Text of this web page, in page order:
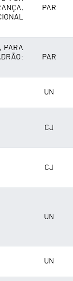
PAR
PARA
PAR
UN
CJ
CJ
UN
UN